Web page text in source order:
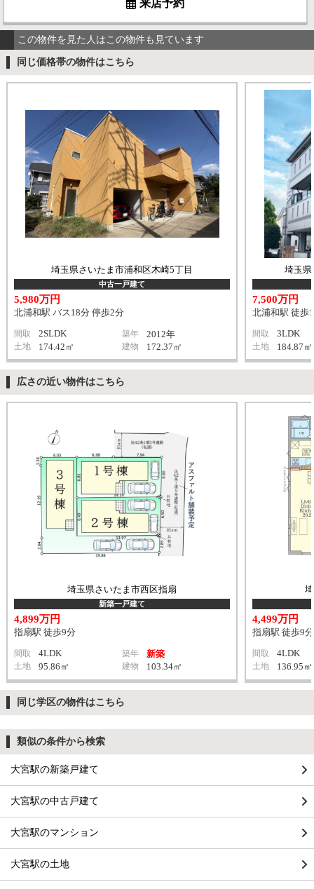
来店予約
この物件を見た人はこの物件も見ています
同じ価格帯の物件はこちら
埼玉県さいたま市浦和区木崎5丁目
中古一戸建て
5,980万円
北浦和駅 バス18分 停歩2分
間取 2SLDK 築年 2012年
土地 174.42㎡ 建物 172.37㎡
埼玉県
7,500万円
北浦和駅 徒歩
間取 3LDK
土地 184.87㎡
広さの近い物件はこちら
埼玉県さいたま市西区指扇
新築一戸建て
4,899万円
指扇駅 徒歩9分
間取 4LDK 築年 新築
土地 95.86㎡ 建物 103.34㎡
4,499万円
指扇駅 徒歩9分
間取 4LDK
土地 136.95㎡
同じ学区の物件はこちら
類似の条件から検索
大宮駅の新築戸建て
大宮駅の中古戸建て
大宮駅のマンション
大宮駅の土地